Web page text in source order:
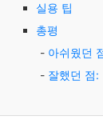
실용 팁
총평
아쉬웠던
잘했던 점: